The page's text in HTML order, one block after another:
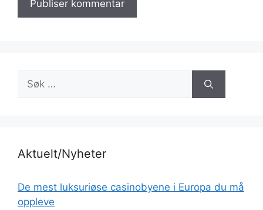
Søk
etter:
Aktuelt/Nyheter
De mest luksuriøse casinobyene i Europa du må
oppleve